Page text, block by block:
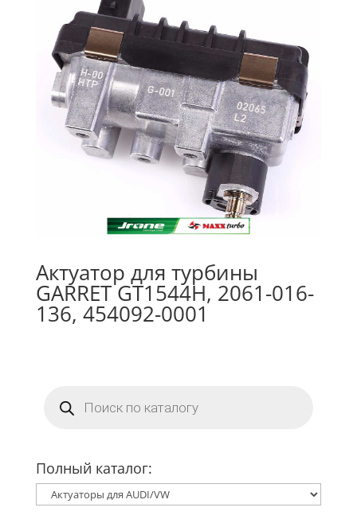
Актуатор для турбины
GARRET GT1544H, 2061-016-
136, 454092-0001
товаров
Полный каталог: